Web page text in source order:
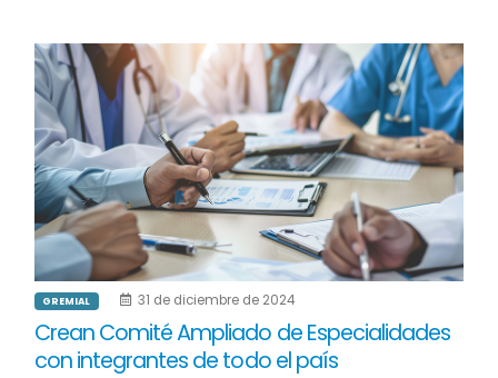
GREMIAL 31 de diciembre de 2024
Crean Comité Ampliado de Especialidades
con integrantes de todo el país